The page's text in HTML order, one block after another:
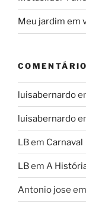
Meu jardim em
luisabernardo
luisabernardo
LBem Carnaval
LBem A
Antonio jose em